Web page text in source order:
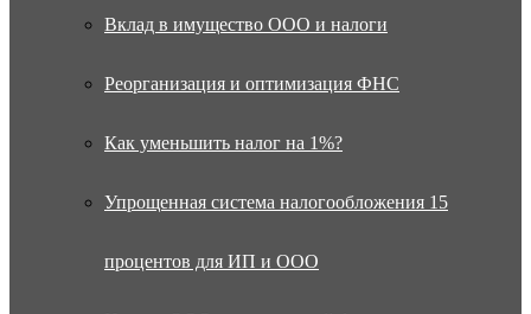
Вклад в имущество ООО и налоги
Реорганизация и оптимизация ФНС
Как уменьшить налог на 1%?
Упрощенная система налогообложения 15
процентов для ИП и ООО